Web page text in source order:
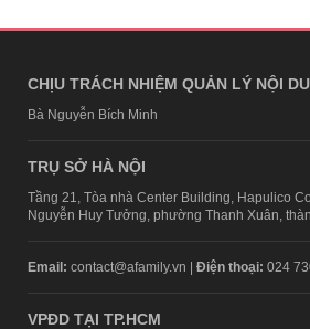
CHỊU TRÁCH NHIỆM QUẢN LÝ NỘI
Bà Nguyễn Bích Minh
TRỤ SỞ HÀ NỘI
Tầng 21, Tòa nhà Center Building, Hapulico
Nguyễn Huy Tưởng, phường Thanh Xuân,
Email: contact@afamily.vn | Điện thoại: 024
VPĐD TẠI TP.HCM